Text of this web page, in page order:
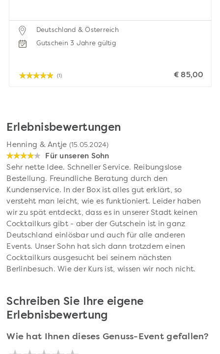
Deutschland & Österreich
Gutschein 3 Jahre gültig
(1) € 85,00
Erlebnisbewertungen
Henning & Antje (15.05.2024)
Für unseren Sohn
Sehr nette Idee. Schneller Service. Reibungslose
Bestellung. Freundliche Beratung durch den
Kundenservice. In der Box ist alles gut erklärt, so
versteht man leicht, wie es funktioniert. Leider haben
wir zu spät entdeckt, dass es in unserer Stadt keinen
Cocktailkurs gibt - aber der Gutschein ist in ganz
Deutschland einlösbar und auch für alle anderen
Events. Unser Sohn hat sich dann trotzdem einen
Cocktailkurs ausgesucht bei seinem nächsten
Berlinbesuch. Wie der Kurs ist, wissen wir noch nicht.
Schreiben Sie Ihre eigene
Erlebnisbewertung
Wie hat Ihnen dieses Genuss-Event gefallen?